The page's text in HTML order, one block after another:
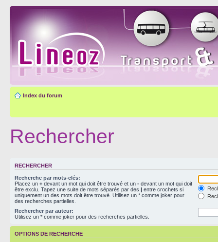
Index du forum
Rechercher
RECHERCHER
Recherche par mots-clés:
Placez un + devant un mot qui doit être trouvé et un - devant un mot qui doit
être exclu. Tapez une suite de mots séparés par des | entre crochets si
uniquement un des mots doit être trouvé. Utilisez un * comme joker pour
des recherches partielles.
Rechercher par auteur:
Utilisez un * comme joker pour des recherches partielles.
OPTIONS DE RECHERCHE